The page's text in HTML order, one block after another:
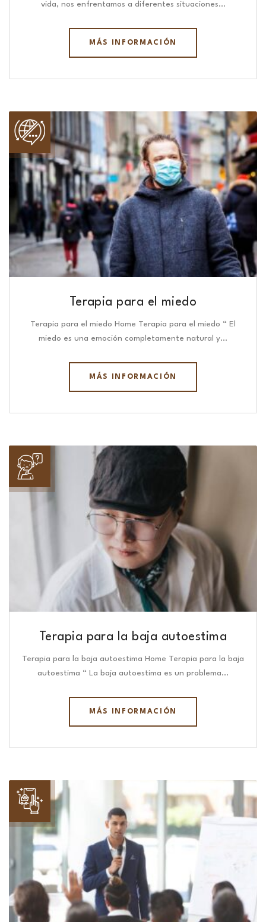
vida, nos enfrentamos a diferentes situaciones…
MÁS INFORMACIÓN
Terapia para el miedo
Terapia para el miedo Home Terapia para el miedo “ El
miedo es una emoción completamente natural y…
MÁS INFORMACIÓN
Terapia para la baja autoestima
Terapia para la baja autoestima Home Terapia para la baja
autoestima “ La baja autoestima es un problema…
MÁS INFORMACIÓN